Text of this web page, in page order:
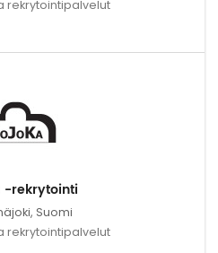
rekrytointipalvelut
-rekrytointi
Suomi
rekrytointipalvelut